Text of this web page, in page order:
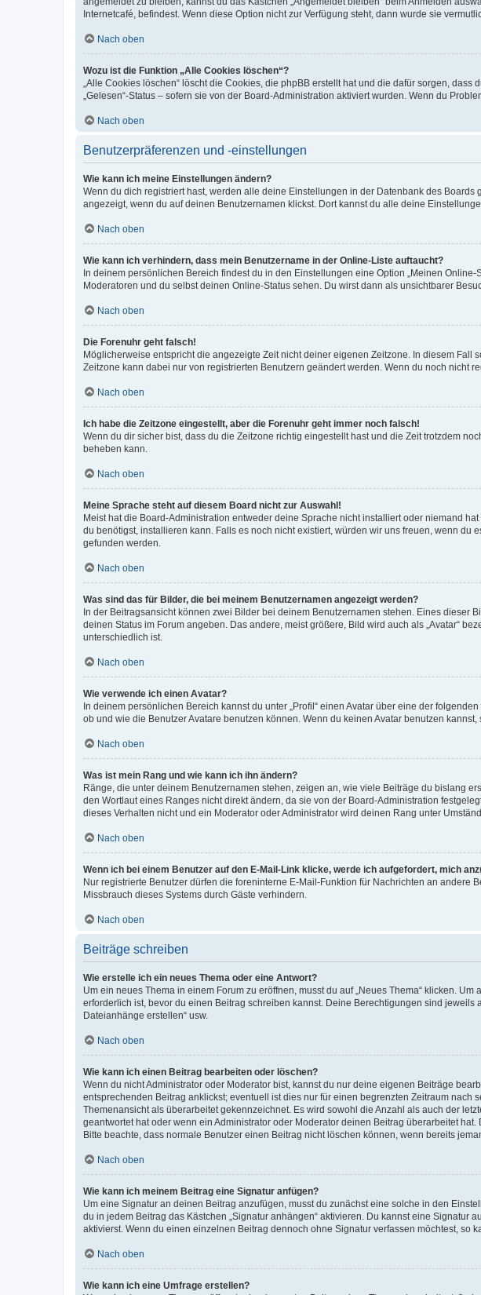
Internetcafé, befindest. Wenn diese Option nicht zur Verfügung steht, dann wurde sie
Nach oben
Wozu ist die Funktion „Alle Cookies löschen“?
„Alle Cookies löschen“ löscht die Cookies, die phpBB erstellt hat und die dafür sorgen,
„Gelesen“-Status – sofern sie von der Board-Administration aktiviert wurden. Wenn du
Nach oben
Benutzerpräferenzen und -einstellungen
Wie kann ich meine Einstellungen ändern?
Wenn du dich registriert hast, werden alle deine Einstellungen in der Datenbank des
angezeigt, wenn du auf deinen Benutzernamen klickst. Dort kannst du alle deine
Nach oben
Wie kann ich verhindern, dass mein Benutzername in der Online-Liste auftaucht?
In deinem persönlichen Bereich findest du in den Einstellungen eine Option „Meinen
Moderatoren und du selbst deinen Online-Status sehen. Du wirst dann als unsichtbarer
Nach oben
Die Forenuhr geht falsch!
Möglicherweise entspricht die angezeigte Zeit nicht deiner eigenen Zeitzone. In diesem Fall
Zeitzone kann dabei nur von registrierten Benutzern geändert werden. Wenn du noch nicht
Nach oben
Ich habe die Zeitzone eingestellt, aber die Forenuhr geht immer noch falsch!
Wenn du dir sicher bist, dass du die Zeitzone richtig eingestellt hast und die Zeit trotzdem
beheben kann.
Nach oben
Meine Sprache steht auf diesem Board nicht zur Auswahl!
Meist hat die Board-Administration entweder deine Sprache nicht installiert oder niemand
du benötigst, installieren kann. Falls es noch nicht existiert, würden wir uns freuen, wenn du
gefunden werden.
Nach oben
Was sind das für Bilder, die bei meinem Benutzernamen angezeigt werden?
In der Beitragsansicht können zwei Bilder bei deinem Benutzernamen stehen. Eines dieser
deinen Status im Forum angeben. Das andere, meist größere, Bild wird auch als „Avatar“
unterschiedlich ist.
Nach oben
Wie verwende ich einen Avatar?
In deinem persönlichen Bereich kannst du unter „Profil“ einen Avatar über eine der
ob und wie die Benutzer Avatare benutzen können. Wenn du keinen Avatar benutzen
Nach oben
Was ist mein Rang und wie kann ich ihn ändern?
Ränge, die unter deinem Benutzernamen stehen, zeigen an, wie viele Beiträge du bislang
den Wortlaut eines Ranges nicht direkt ändern, da sie von der Board-Administration
dieses Verhalten nicht und ein Moderator oder Administrator wird deinen Rang unter
Nach oben
Wenn ich bei einem Benutzer auf den E-Mail-Link klicke, werde ich aufgefordert, mich
Nur registrierte Benutzer dürfen die foreninterne E-Mail-Funktion für Nachrichten an
Missbrauch dieses Systems durch Gäste verhindern.
Nach oben
Beiträge schreiben
Wie erstelle ich ein neues Thema oder eine Antwort?
Um ein neues Thema in einem Forum zu eröffnen, musst du auf „Neues Thema“ klicken.
erforderlich ist, bevor du einen Beitrag schreiben kannst. Deine Berechtigungen sind jeweils
Dateianhänge erstellen“ usw.
Nach oben
Wie kann ich einen Beitrag bearbeiten oder löschen?
Wenn du nicht Administrator oder Moderator bist, kannst du nur deine eigenen Beiträge
entsprechenden Beitrag anklickst; eventuell ist dies nur für einen begrenzten Zeitraum
Themenansicht als überarbeitet gekennzeichnet. Es wird sowohl die Anzahl als auch der
geantwortet hat oder wenn ein Administrator oder Moderator deinen Beitrag überarbeitet
Bitte beachte, dass normale Benutzer einen Beitrag nicht löschen können, wenn bereits
Nach oben
Wie kann ich meinem Beitrag eine Signatur anfügen?
Um eine Signatur an deinen Beitrag anzufügen, musst du zunächst eine solche in den
du in jedem Beitrag das Kästchen „Signatur anhängen“ aktivieren. Du kannst eine
aktivierst. Wenn du einen einzelnen Beitrag dennoch ohne Signatur verfassen möchtest, so
Nach oben
Wie kann ich eine Umfrage erstellen?